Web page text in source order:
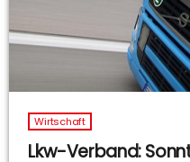
Wirtschaft
Lkw-Verband: